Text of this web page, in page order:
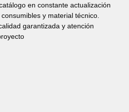
en constante actualización
y material técnico.
garantizada y atención